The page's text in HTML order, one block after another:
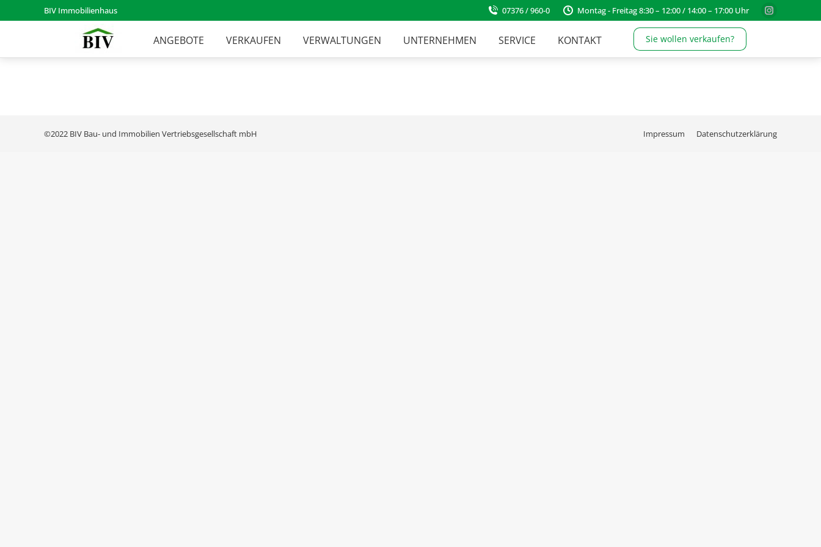
BIV Immobilienhaus 07376 / 960-0 Montag - Freitag 8:30 – 12:00 / 14:00 – 17:00 Uhr
Instagram
ANGEBOTE VERKAUFEN VERWALTUNGEN UNTERNEHMEN SERVICE KONTAKT Sie wollen verkaufen?
©2022 BIV Bau- und Immobilien Vertriebsgesellschaft mbH Impressum Datenschutzerklärung